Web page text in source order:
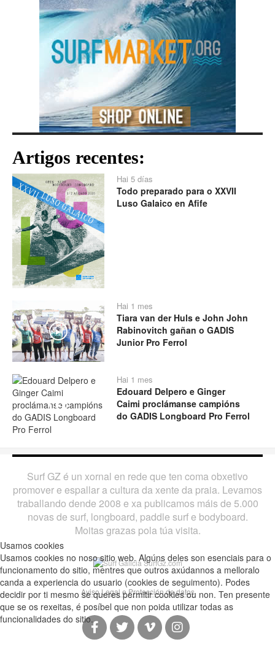
Artigos recentes:
Hai 5 días
Todo preparado para o XXVII
Luso Galaico en Afife
Play
Hai 1 mes
Tiara van der Huls e John John
Rabinovitch gañan o GADIS
Junior Pro Ferrol
Play
Hai 1 mes
Edouard Delpero e Ginger
Caimi proclámanse campións
do GADIS Longboard Pro Ferrol
Surf GZ é un xornal en rede que ten coma obxetivo
promover e espallar a cultura da xente da praia. Levamos
traballando dende 2008 e xa publicamos máis de 5.000
novas de surf, longboard, paddle surf e bodyboard.
Moitas grazas pola túa visita.
Aviso Legal e Protección de datos
Usamos cookies
Usamos cookies no noso sitio web. Algúns deles son esenciais para o
funcionamento do sitio, mentres que outros axúdannos a melloralo
canda a experiencia do usuario (cookies de seguimento). Podes
decidir por ti mesmo se queres permitir cookies ou non. Ten presente
que se os rexeitas, é posíbel que non poida utilizar todas as
funcionalidades do sitio.